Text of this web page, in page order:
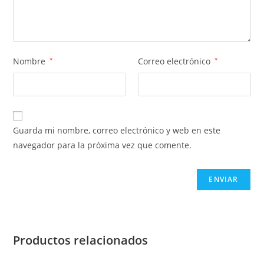
Nombre * Correo electrónico *
Guarda mi nombre, correo electrónico y web en este
navegador para la próxima vez que comente.
Productos relacionados